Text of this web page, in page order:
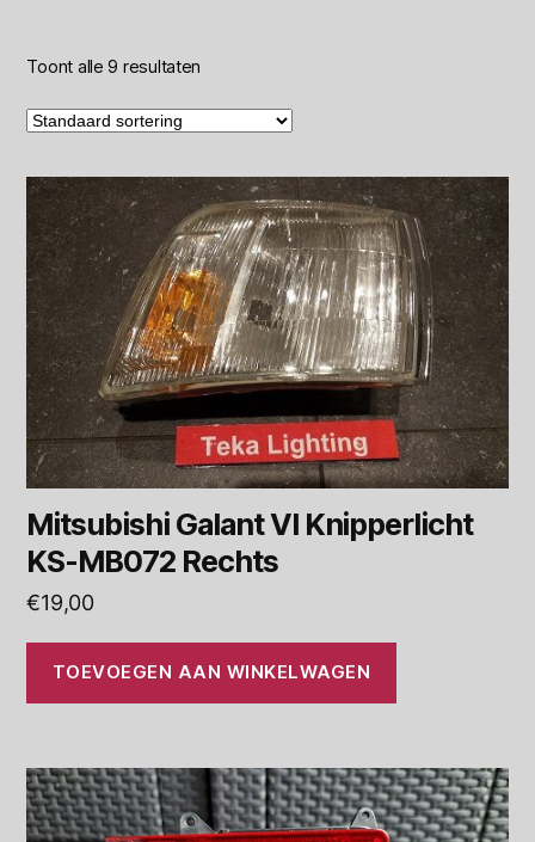
Toont alle 9 resultaten
Mitsubishi Galant VI Knipperlicht
KS-MB072 Rechts
€19,00
TOEVOEGEN AAN WINKELWAGEN